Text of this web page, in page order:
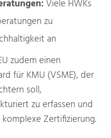
Viele HWKs
zu
an
zudem einen
für KMU (VSME), der
soll,
zu erfassen und
Zertifizierung.